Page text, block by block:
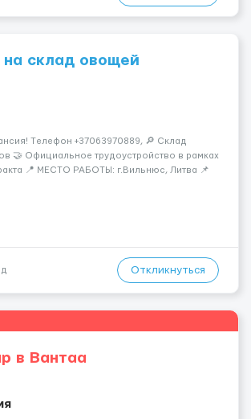
на склад овощей
Tелефон +37063970889, 🔎 Склад
🤝 Официальное трудоустройство в рамках
📍 МЕСТО РАБОТЫ: г.Вильнюс, Литва 📌
евро (с ЗП) - работа в темпе - разговорный
Откликнуться
в Вантаа